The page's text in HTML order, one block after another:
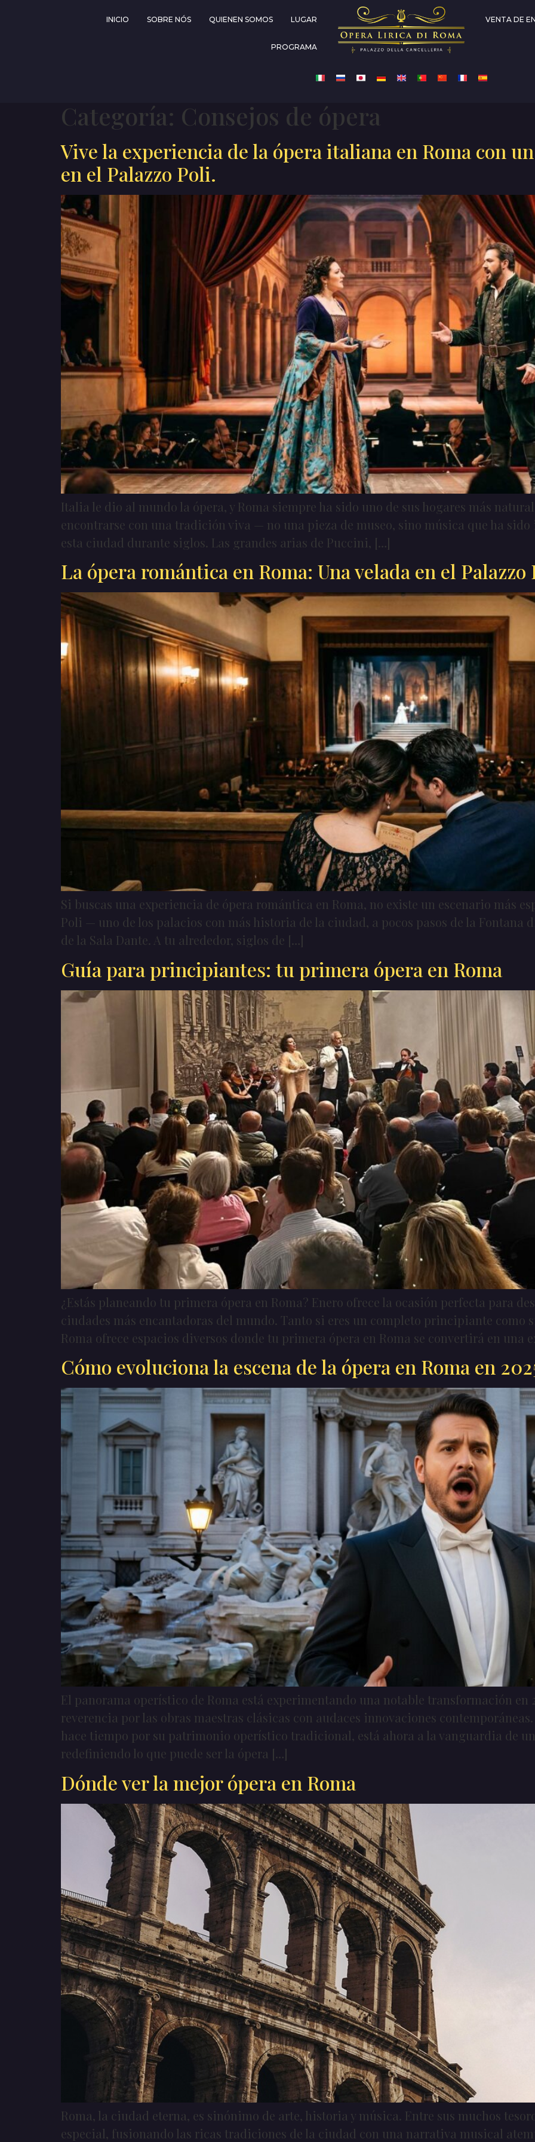
INICIO SOBRE NÓS QUIENEN SOMOS LUGAR
PROGRAMA
VENTA DE
Categoría: Consejos de ópera
Vive la experiencia de la ópera italiana en Roma con
en el Palazzo Poli.
Italia le dio al mundo la ópera, y Roma siempre ha sido uno de sus hogares más
encontrarse con una tradición viva — no una pieza de museo, sino música que ha
esta ciudad durante siglos. Las grandes arias de Puccini, […]
La ópera romántica en Roma: Una velada en el Palazzo
Si buscas una experiencia de ópera romántica en Roma, no existe un escenario más
Poli — uno de los palacios con más historia de la ciudad, a pocos pasos de la Fontana
de la Sala Dante. A tu alrededor, siglos de […]
Guía para principiantes: tu primera ópera en Roma
¿Estás planeando tu primera ópera en Roma? Enero ofrece la ocasión perfecta para
ciudades más encantadoras del mundo. Tanto si eres un completo principiante como
Roma ofrece espacios diversos donde tu primera ópera en Roma se convertirá en
Cómo evoluciona la escena de la ópera en Roma en
El panorama operístico de Roma está experimentando una notable transformación
reverencia por las obras maestras clásicas con audaces innovaciones
hace tiempo por su patrimonio operístico tradicional, está ahora a la vanguardia de
redefiniendo lo que puede ser la ópera […]
Dónde ver la mejor ópera en Roma
Roma, la ciudad eterna, es sinónimo de arte, historia y música. Entre sus muchos
especial, fusionando las ricas tradiciones de la ciudad con una narrativa musical